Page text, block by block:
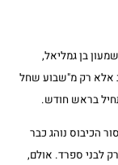
בן גמליאל,
אלא רק מ"שבוע שחל
בראש חודש.
הכיבוס נוהג כבר
לבני ספרד. אולם,